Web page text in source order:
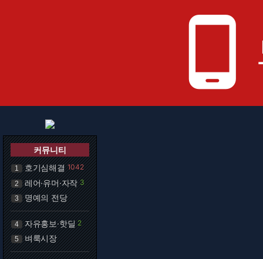
phone_android
커뮤니티
1 호기심해결 1042
2 레어·유머·자작 3
3 명예의 전당
4 자유홍보·핫딜 2
5 벼룩시장